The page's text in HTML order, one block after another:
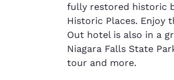
fully restored historic
Historic Places. Enjoy
Out hotel is also in a
Niagara Falls State
tour and more.